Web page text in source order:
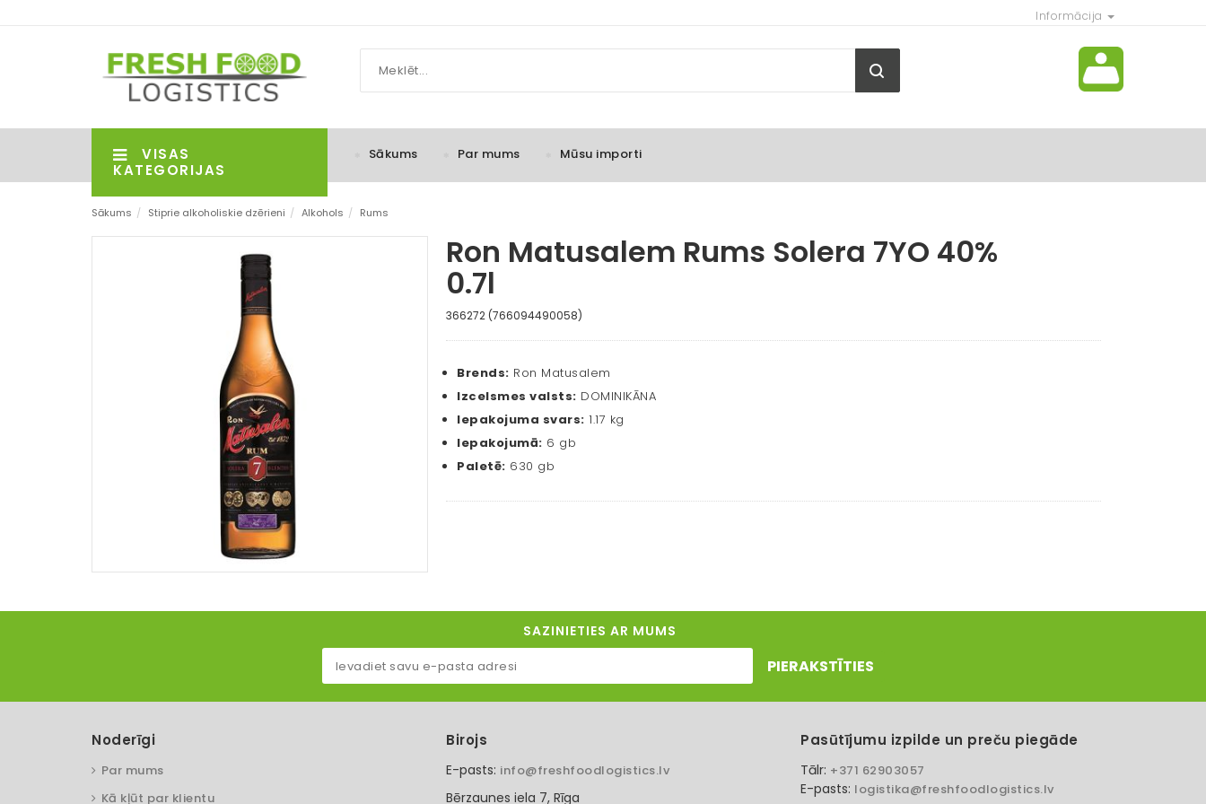
Informācija
VISAS
KATEGORIJAS
Sākums Par mums Mūsu importi
Sākums / Stiprie alkoholiskie dzērieni / Alkohols / Rums
Ron Matusalem Rums Solera 7YO 40%
0.7l
366272 (766094490058)
Brends: Ron Matusalem
Izcelsmes valsts: DOMINIKĀNA
Iepakojuma svars: 1.17 kg
Iepakojumā: 6 gb
Paletē: 630 gb
SAZINIETIES AR MUMS
PIERAKSTĪTIES
Noderīgi
Par mums
Kā kļūt par klientu
Birojs
E-pasts: info@freshfoodlogistics.lv
Bērzaunes iela 7, Rīga
Pasūtījumu izpilde un preču piegāde
Tālr: +371 62903057
E-pasts: logistika@freshfoodlogistics.lv